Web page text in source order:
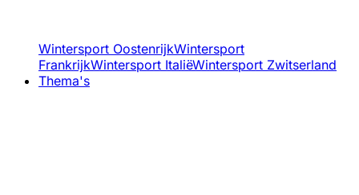
Wintersport OostenrijkWintersport
FrankrijkWintersport ItaliëWintersport Zwitserland
Thema's